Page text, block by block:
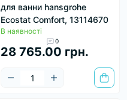
для ванни hansgrohe
Ecostat Comfort, 13114670
В наявності
0
28 765.00 грн.